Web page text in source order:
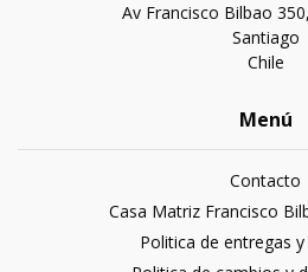
Av Francisco Bilbao
Santiago
Chile
Menú
Contacto
Casa Matriz Francisco
Politica de entregas